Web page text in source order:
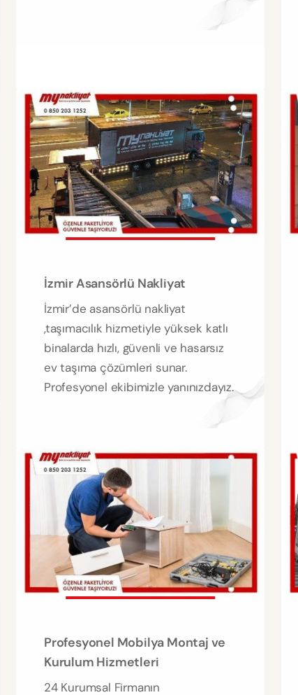
İzmir Asansörlü Nakliyat
İzmir’de asansörlü nakliyat
,taşımacılık hizmetiyle yüksek katlı
binalarda hızlı, güvenli ve hasarsız
ev taşıma çözümleri sunar.
Profesyonel ekibimizle yanınızdayız.
Profesyonel Mobilya Montaj ve
Kurulum Hizmetleri
24 Kurumsal Firmanın